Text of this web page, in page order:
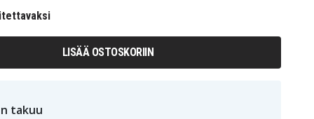
LISÄÄ OSTOSKORIIN
takuu